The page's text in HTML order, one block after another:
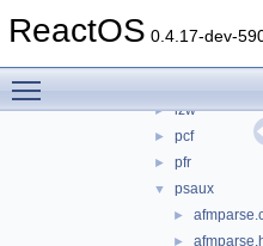
ReactOS 0.4.17-dev-
► cff
► lzw
► pcf
► pfr
▼ psaux
►
►